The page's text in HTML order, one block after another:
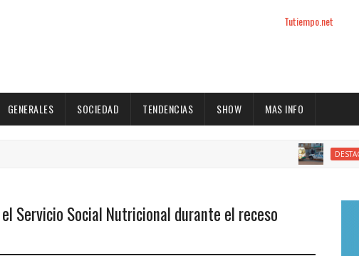
Tutiempo.net
GENERALES SOCIEDAD TENDENCIAS SHOW MAS INFO
DESTACADOS
Servicio Social Nutricional durante el receso